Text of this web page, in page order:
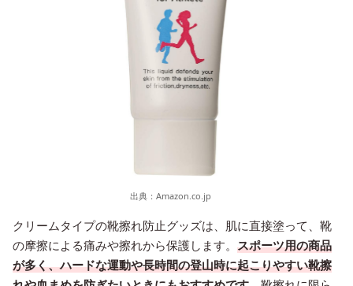
出典： Amazon.co.jp
クリームタイプの靴擦れ防止グッズは、肌に直接塗って、靴
の摩擦による痛みや擦れから保護します。 スポーツ用の商品
が多く、ハードな運動や長時間の登山時に起こりやすい靴擦